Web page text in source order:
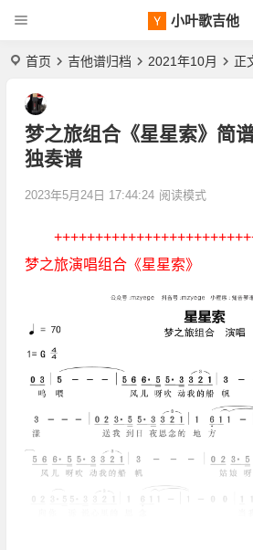
小叶歌吉他
首页 吉他谱归档 2021年10月 正
梦之旅组合《星星索》简
独奏谱
2023年5月24日 17:44:24 阅读模式
梦之旅演唱组合《星星索》